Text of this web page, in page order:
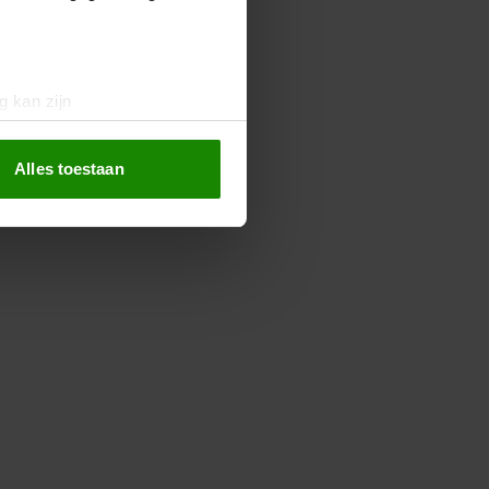
kan zijn
te bieden en om ons
Alles toestaan